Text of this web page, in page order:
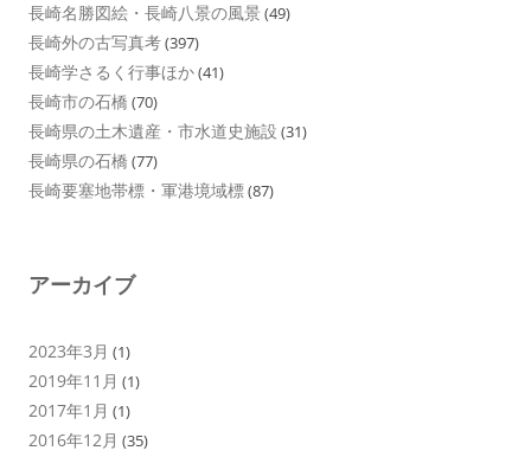
長崎名勝図絵・長崎八景の風景 (49)
長崎外の古写真考(397)
長崎学さるく行事ほか(41)
長崎市の石橋 (70)
長崎県の土木遺産・市水道史施設 (31)
長崎県の石橋 (77)
長崎要塞地帯標・軍港境域標(87)
アーカイブ
2023年3月 (1)
2019年11月 (1)
2017年1月 (1)
2016年12月 (35)